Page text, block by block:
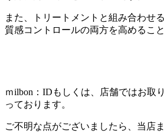
また、トリートメントと組み合わせ
質感コントロールの両方を高めるこ
ｍilbon：IDもしくは、店舗ではお取
っております。
ご不明な点がございましたら、当店